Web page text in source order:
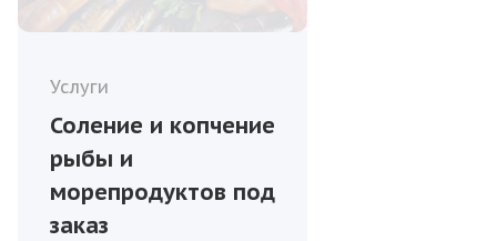
Услуги
Соление и копчение
рыбы и
морепродуктов под
заказ